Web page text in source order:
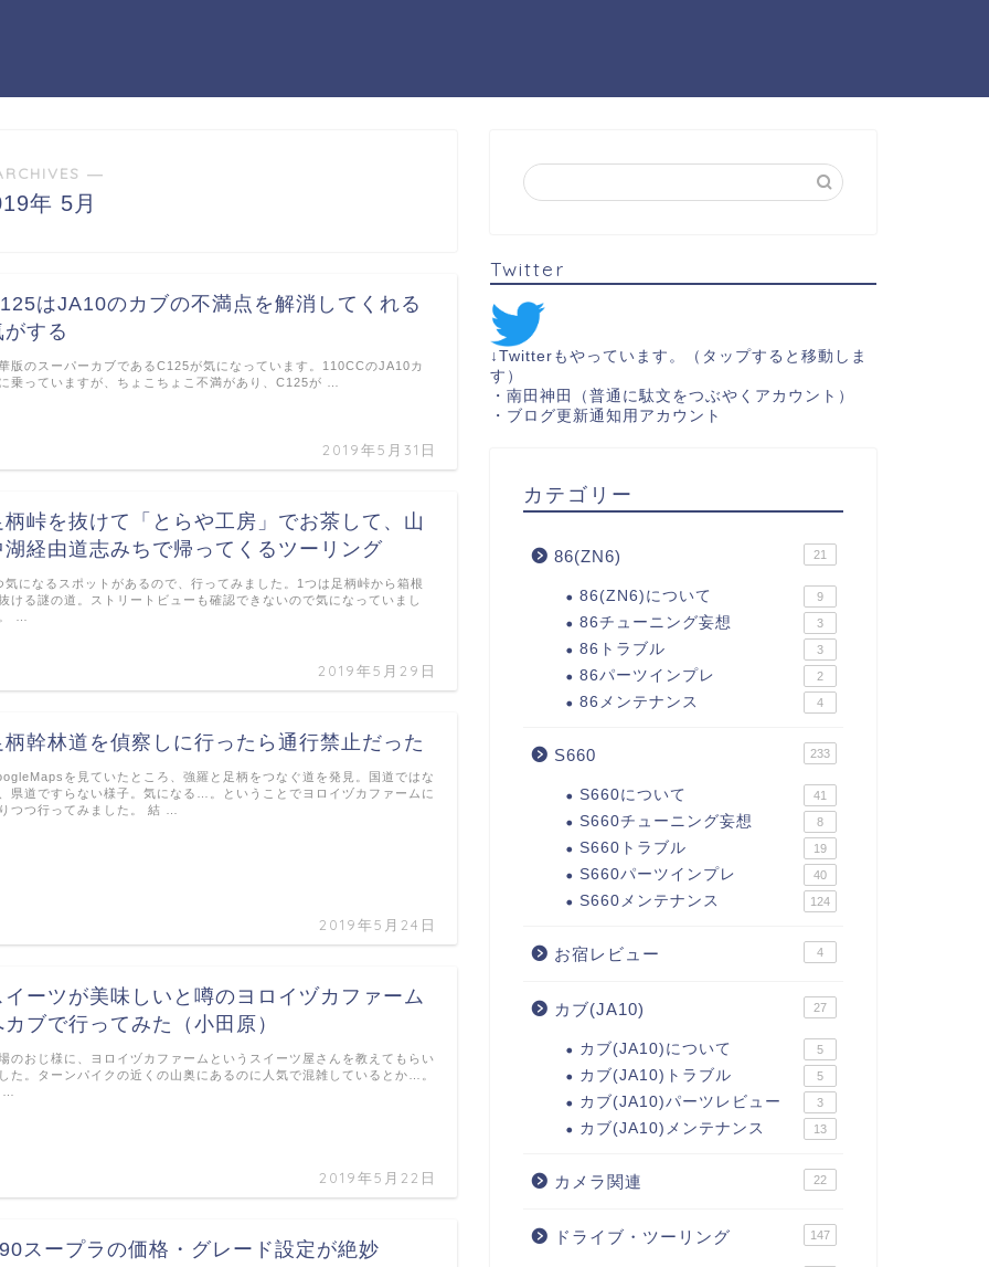
―
年 5月
はJA10のカブの不満点を解消してくれる
がする
2019年5月31日
版のスーパーカブであるC125が気になっています。110CCのJA10カ
乗っていますが、ちょこちょこ不満があり、C125が …
柄峠を抜けて「とらや工房」でお茶して、山
湖経由道志みちで帰ってくるツーリング
2019年5月29日
気になるスポットがあるので、行ってみました。1つは足柄峠から箱根
ける謎の道。ストリートビューも確認できないので気になっていまし
柄幹林道を偵察しに行ったら通行禁止だった
2019年5月24日
を見ていたところ、強羅と足柄をつなぐ道を発見。国道ではな
県道ですらない様子。気になる…。ということでヨロイヅカファームに
つつ行ってみました。 結 …
イーツが美味しいと噂のヨロイヅカファーム
カブで行ってみた（小田原）
2019年5月22日
のおじ様に、ヨロイヅカファームというスイーツ屋さんを教えてもらい
た。ターンパイクの近くの山奥にあるのに人気で混雑しているとか…。
スープラの価格・グレード設定が絶妙
Twitter
↓Twitterもやっています。（タップすると移動しま
す）
・ 南田神田（普通に駄文をつぶやくアカウント）
・ ブログ更新通知用アカウント
カテゴリー
86(ZN6) 21
86(ZN6)について 9
86チューニング妄想 3
86トラブル 3
86パーツインプレ 2
86メンテナンス 4
S660 233
S660について 41
S660チューニング妄想 8
S660トラブル 19
S660パーツインプレ 40
S660メンテナンス 124
お宿レビュー 4
カブ(JA10) 27
カブ(JA10)について 5
カブ(JA10)トラブル 5
カブ(JA10)パーツレビュー 3
カブ(JA10)メンテナンス 13
カメラ関連 22
ドライブ・ツーリング 147